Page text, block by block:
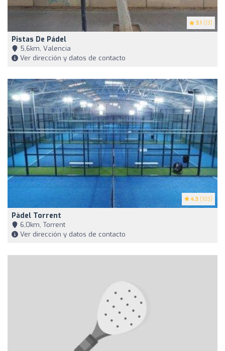
3.1 (13)
Pistas De Pádel
5,6km, Valencia
Ver dirección y datos de contacto
4.3 (103)
Pàdel Torrent
6,0km, Torrent
Ver dirección y datos de contacto